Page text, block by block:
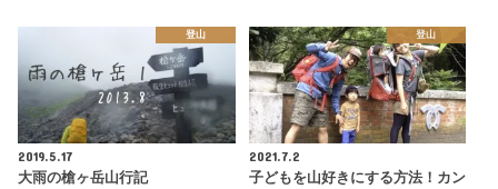
登山
2019.5.17
大雨の槍ヶ岳山行記
登山
2021.7.2
子どもを山好きにする方法！カン